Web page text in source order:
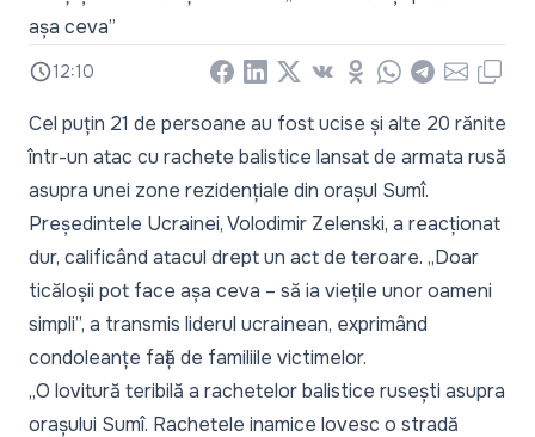
așa ceva”
12:10 Facebook
LinkedIn
X Vkontakte
Odnoklassniki
WhatsApp
Telegram
EmailCopy
Cel puțin 21 de persoane au fost ucise și alte 20 rănite
într-un atac cu rachete balistice lansat de armata rusă
asupra unei zone rezidențiale din orașul Sumî.
Președintele Ucrainei, Volodimir Zelenski, a reacționat
dur, calificând atacul drept un act de teroare. „Doar
ticăloșii pot face așa ceva – să ia viețile unor oameni
simpli”, a transmis liderul ucrainean, exprimând
condoleanțe față de familiile victimelor.
„O lovitură teribilă a rachetelor balistice rusești asupra
orașului Sumî. Rachetele inamice lovesc o stradă